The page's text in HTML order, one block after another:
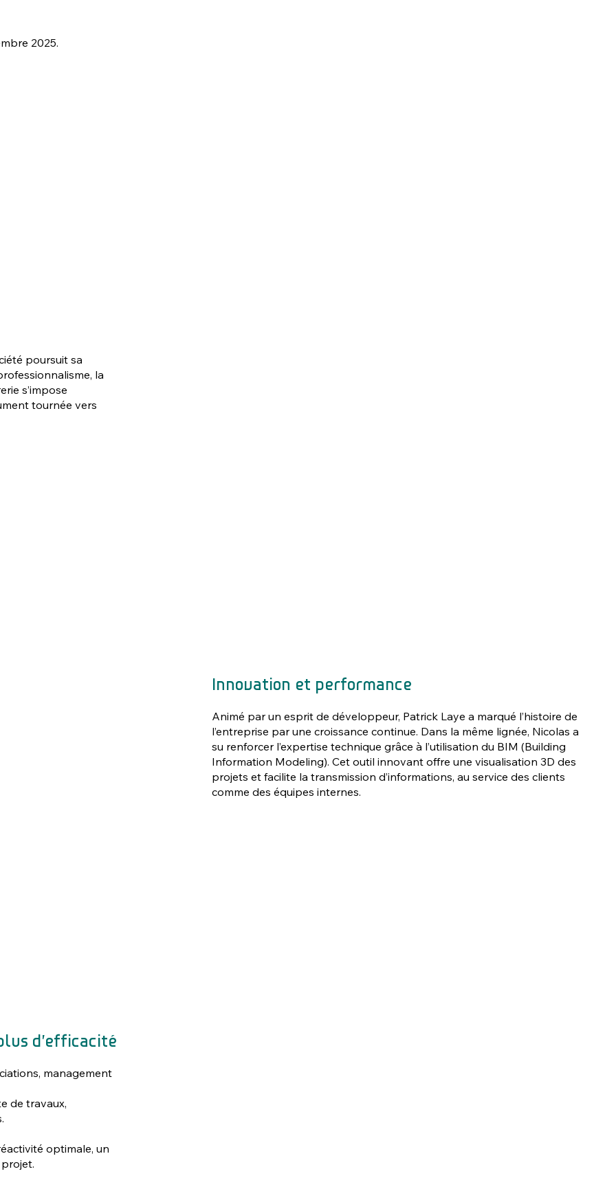
2025.
poursuit sa
la
s’impose
tournée vers
Innovation et performance
Animé par un esprit de développeur, Patrick Laye a marqué l’histoire de
l’entreprise par une croissance continue. Dans la même lignée, Nicolas a
su renforcer l’expertise technique grâce à l’utilisation du BIM (Building
Information Modeling). Cet outil innovant offre une visualisation 3D des
projets et facilite la transmission d’informations, au service des clients
comme des équipes internes.
d’efficacité
management
de travaux,
optimale, un